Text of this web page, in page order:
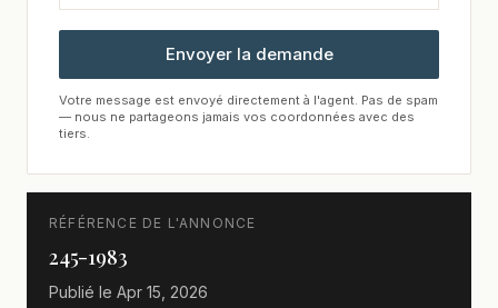
Envoyer la demande
Votre message est envoyé directement à l'agent. Pas de spam
— nous ne partageons jamais vos coordonnées avec des
tiers.
RÉFÉRENCE DE L'ANNONCE
245-1983
Publié le Apr 15, 2026